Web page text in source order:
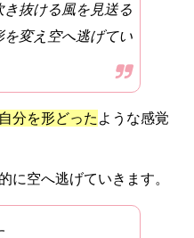
抜ける風を見送る
を変え空へ逃げてい
自分を形どった ような感覚
に空へ逃げていきます。